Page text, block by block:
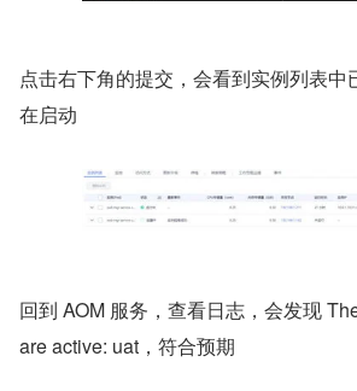
点击右下角的提交，会看到实例列表中
在启动
回到 AOM 服务，查看日志，会发现
are active: uat，符合预期